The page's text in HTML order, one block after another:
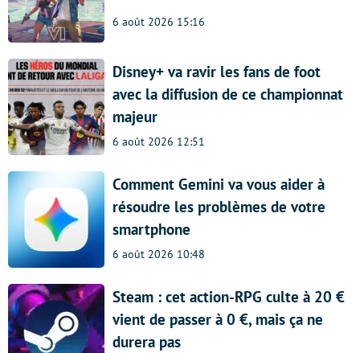
6 août 2026 15:16
Disney+ va ravir les fans de foot
avec la diffusion de ce championnat
majeur
6 août 2026 12:51
Comment Gemini va vous aider à
résoudre les problèmes de votre
smartphone
6 août 2026 10:48
Steam : cet action-RPG culte à 20 €
vient de passer à 0 €, mais ça ne
durera pas